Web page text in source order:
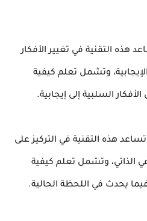
هذه التقنية في تغيير الأفكار
وتشمل تعلم كيفية
السلبية إلى إيجابية.
تساعد هذه التقنية في التركيز على
الذاتي، وتشمل تعلم كيفية
فيما يحدث في اللحظة الحالية.